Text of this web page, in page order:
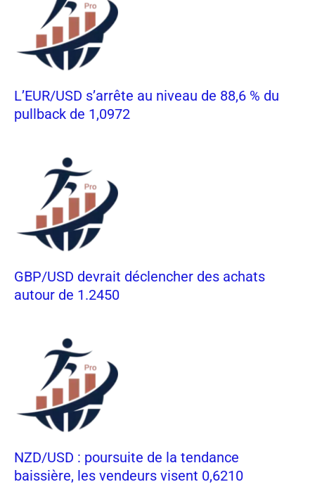
L’EUR/USD s’arrête au niveau de 88,6 % du
pullback de 1,0972
GBP/USD devrait déclencher des achats
autour de 1.2450
NZD/USD : poursuite de la tendance
baissière, les vendeurs visent 0,6210